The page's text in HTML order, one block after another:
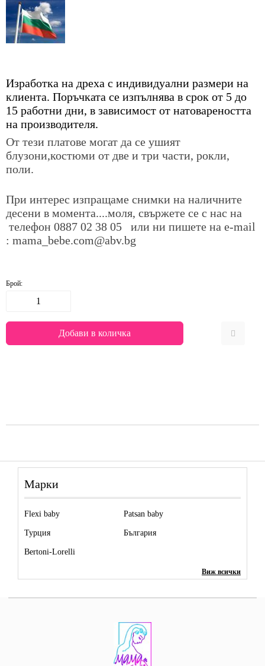
Изработка на дреха с индивидуални размери на
клиента. Поръчката се изпълнява в срок от 5 до
15 работни дни, в зависимост от натовареността
на производителя.
От тези платове могат да се ушият
блузони,костюми от две и три части, рокли,
поли.
При интерес изпращаме снимки на наличните
десени в момента....моля, свържете се с нас на
телефон 0887 02 38 05
или ни пишете на е-mail
: mama_bebe.com@abv.bg
Брой:
Марки
Flexi baby Patsan baby
Турция България
Bertoni-Lorelli
Виж всички